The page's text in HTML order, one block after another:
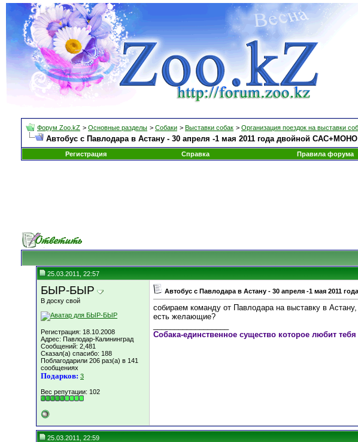
Форум Zoo.kZ > Основные разделы > Собаки > Выставки собак > Организация поездок на выставки
Автобус с Павлодара в Астану - 30 апреля -1 мая 2011 года двойной
Регистрация Справка Правила форума
25.03.2011, 22:57
БЫР-БЫР
В доску свой
Регистрация: 18.10.2008
Адрес: Павлодар-Калининград
Сообщений: 2,481
Сказал(а) спасибо: 188
Поблагодарили 206 раз(а) в 141
сообщениях
Подарков: 3
Вес репутации: 102
Автобус с Павлодара в Астану - 30 апреля -1 мая 2011
собираем команду от Павлодара на выставку в
есть желающие?
Собака-единственное существо которое любит
25.03.2011, 22:59